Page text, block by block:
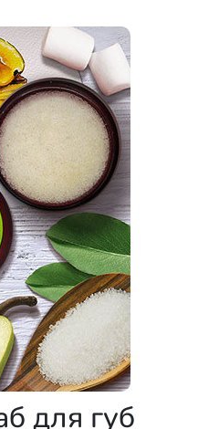
для губ